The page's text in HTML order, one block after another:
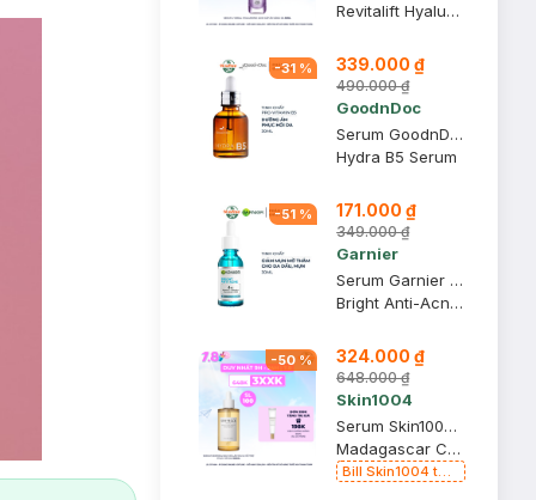
Revitalift Hyaluronic Acid 1.5% Hyaluron Serum
-31 % 339.000 ₫
490.000 ₫
GoodnDoc
Serum GoodnDoc Dưỡng Ẩm, Hỗ Trợ Phục Hồi Da 30ml
Hydra B5 Serum
-51 % 171.000 ₫
349.000 ₫
Garnier
Serum Garnier Giảm Mụn Mờ Thâm Cho Da Dầu, Mụn 30ml
Bright Anti-Acne Booster Serum
-50% 324.000 ₫
648.000 ₫
Skin1004
Serum Skin1004 Rau Má Làm Dịu & Hỗ Trợ Phục Hồi Da 100ml
Madagascar Centella Ampoule
Bill Skin1004 từ